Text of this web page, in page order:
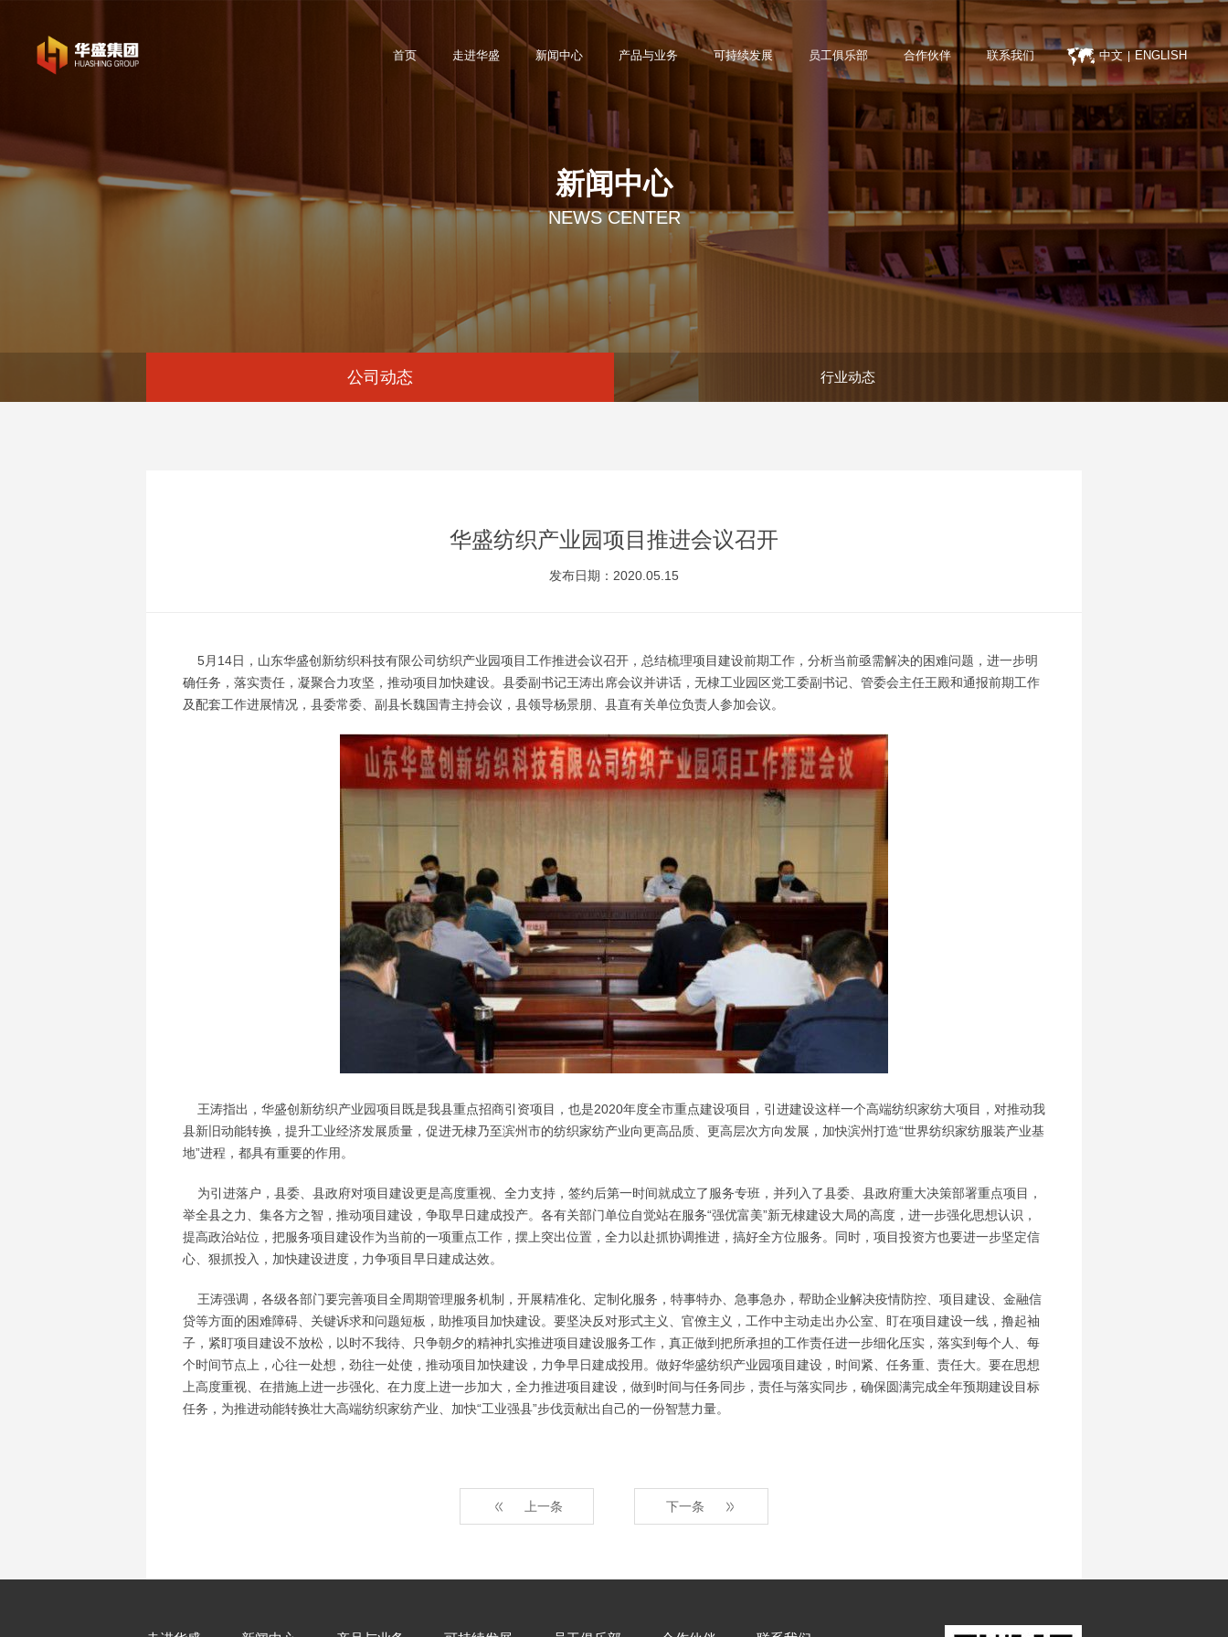
首页 走进华盛 新闻中心 产品与业务 可持续发展 员工俱乐部 合作伙伴 联系我们 中文 | ENGLISH
新闻中心
NEWS CENTER
公司动态 行业动态
华盛纺织产业园项目推进会议召开
发布日期：2020.05.15
5月14日，山东华盛创新纺织科技有限公司纺织产业园项目工作推进会议召开，总结梳理项目建设前期工作，分析当前亟需解决的困难问题，进一步明
确任务，落实责任，凝聚合力攻坚，推动项目加快建设。县委副书记王涛出席会议并讲话，无棣工业园区党工委副书记、管委会主任王殿和通报前期工作
及配套工作进展情况，县委常委、副县长魏国青主持会议，县领导杨景朋、县直有关单位负责人参加会议。
王涛指出，华盛创新纺织产业园项目既是我县重点招商引资项目，也是2020年度全市重点建设项目，引进建设这样一个高端纺织家纺大项目，对推动我
县新旧动能转换，提升工业经济发展质量，促进无棣乃至滨州市的纺织家纺产业向更高品质、更高层次方向发展，加快滨州打造“世界纺织家纺服装产业基
地”进程，都具有重要的作用。
为引进落户，县委、县政府对项目建设更是高度重视、全力支持，签约后第一时间就成立了服务专班，并列入了县委、县政府重大决策部署重点项目，
举全县之力、集各方之智，推动项目建设，争取早日建成投产。各有关部门单位自觉站在服务“强优富美”新无棣建设大局的高度，进一步强化思想认识，
提高政治站位，把服务项目建设作为当前的一项重点工作，摆上突出位置，全力以赴抓协调推进，搞好全方位服务。同时，项目投资方也要进一步坚定信
心、狠抓投入，加快建设进度，力争项目早日建成达效。
王涛强调，各级各部门要完善项目全周期管理服务机制，开展精准化、定制化服务，特事特办、急事急办，帮助企业解决疫情防控、项目建设、金融信
贷等方面的困难障碍、关键诉求和问题短板，助推项目加快建设。要坚决反对形式主义、官僚主义，工作中主动走出办公室、盯在项目建设一线，撸起袖
子，紧盯项目建设不放松，以时不我待、只争朝夕的精神扎实推进项目建设服务工作，真正做到把所承担的工作责任进一步细化压实，落实到每个人、每
个时间节点上，心往一处想，劲往一处使，推动项目加快建设，力争早日建成投用。做好华盛纺织产业园项目建设，时间紧、任务重、责任大。要在思想
上高度重视、在措施上进一步强化、在力度上进一步加大，全力推进项目建设，做到时间与任务同步，责任与落实同步，确保圆满完成全年预期建设目标
任务，为推进动能转换壮大高端纺织家纺产业、加快“工业强县”步伐贡献出自己的一份智慧力量。
<< 上一条 下一条 >>